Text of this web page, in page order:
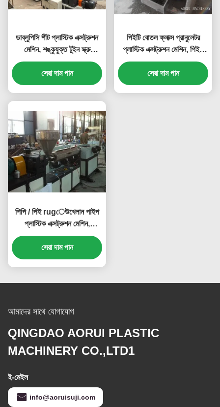
ডাব্লুপিসি শীট প্লাস্টিক এক্সট্রুশন
মেশিন, শঙ্কুযুক্ত টুইন স্ক্রু
এক্সট্রুডার
সেরা দাম পান
পিইটি বোতল ফ্লাক্স গ্রানুলেটর
প্লাস্টিক এক্সট্রুশন মেশিন, পিইটি
রিসাইকেল ফিল্ম পেললেট এক্সট্রুডার
সেরা দাম পান
পিপি / পিই rugেউখেলান পাইপ
প্লাস্টিক এক্সট্রুশন মেশিন,
rugেউখেলান পাইপ প্লাস্টিক
এক্সট্রুডার
সেরা দাম পান
আমাদের সাথে যোগাযোগ
QINGDAO AORUI PLASTIC
MACHINERY CO.,LTD1
ই-মেইল
info@aoruisuji.com